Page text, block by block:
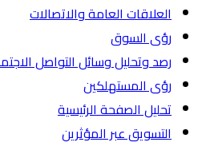
العلاقات العامة والاتصالات
رؤى السوق
رصد وتحليل وسائل التواصل
رؤى المستهلكين
تحليل الصفحة الرئيسية
التسويق عبر المؤثرين